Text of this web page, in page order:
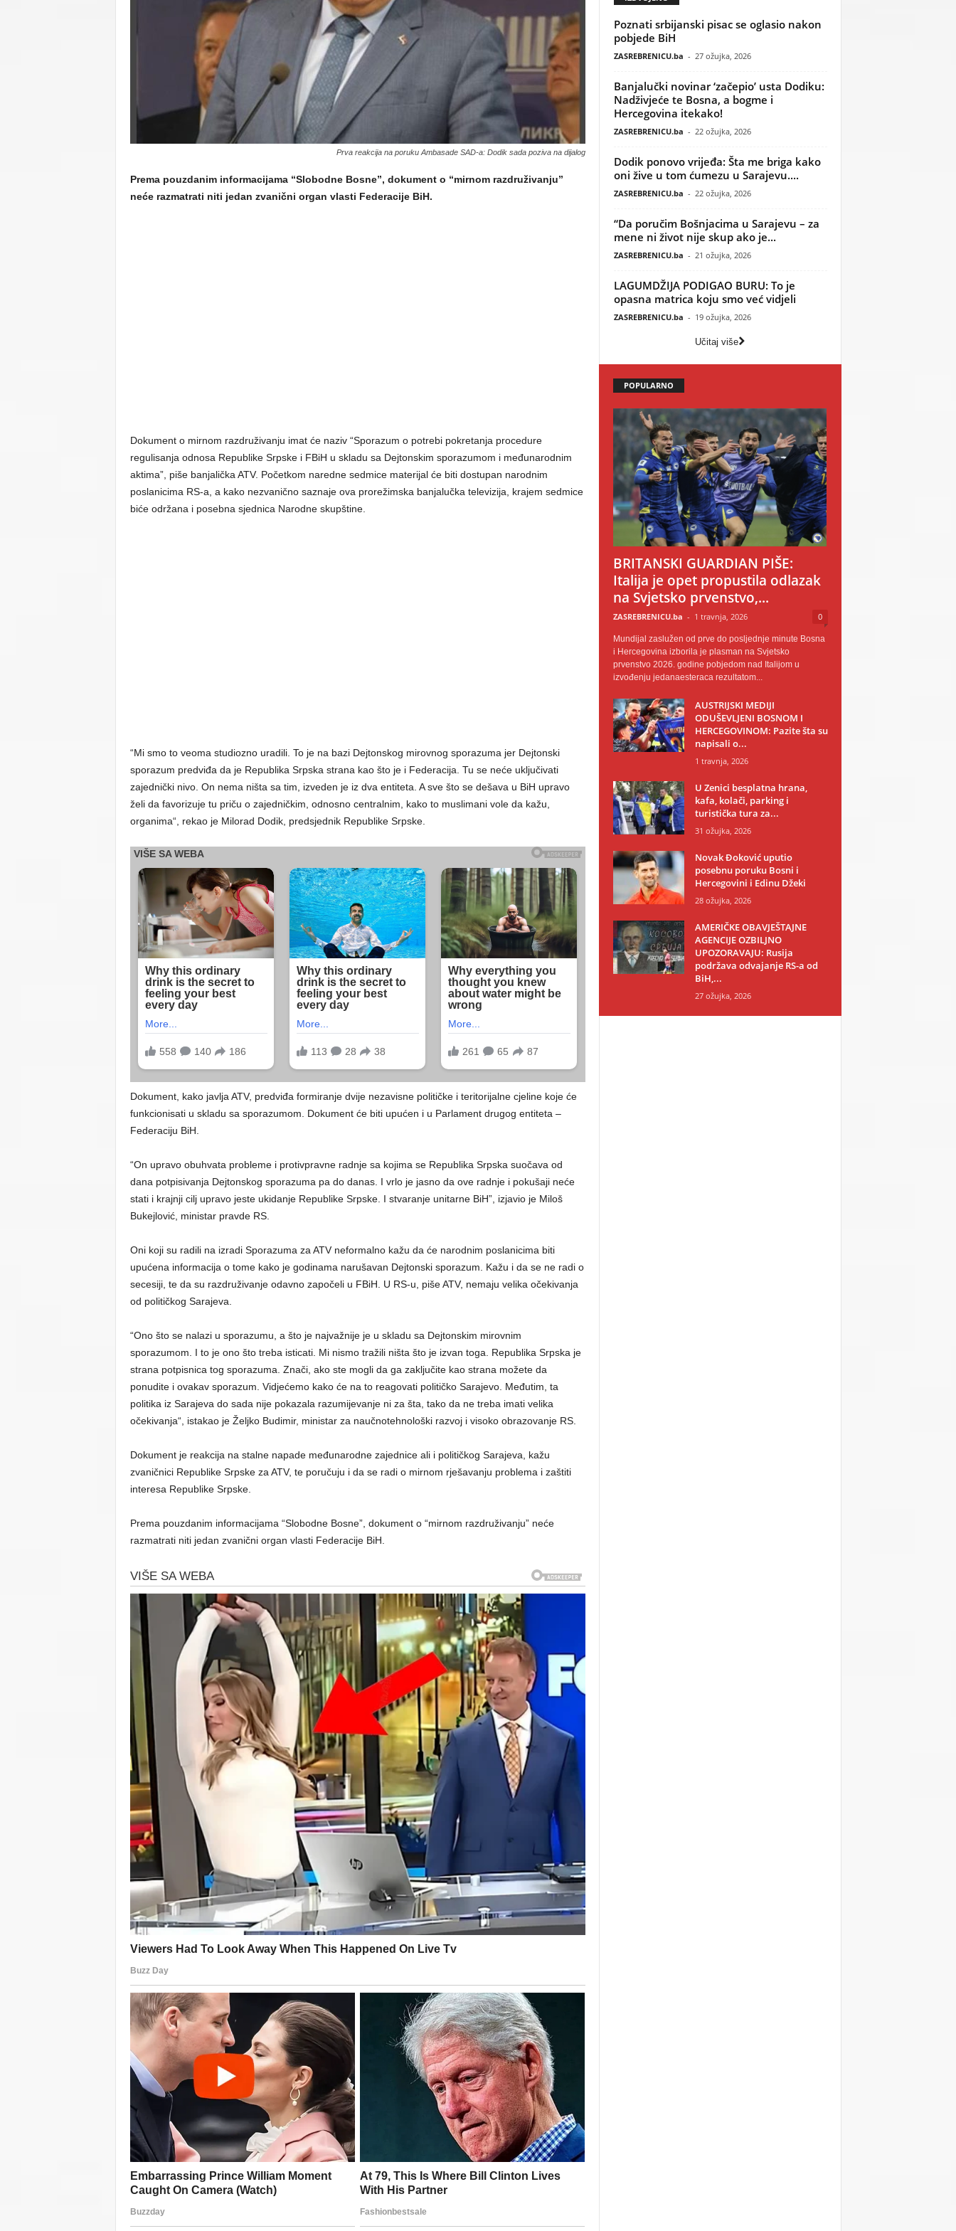
Prva reakcija na poruku Ambasade SAD-a: Dodik sada poziva na dijalog
Prema pouzdanim informacijama “Slobodne Bosne”, dokument o “mirnom razdruživanju”
neće razmatrati niti jedan zvanični organ vlasti Federacije BiH.
Dokument o mirnom razdruživanju imat će naziv “Sporazum o potrebi pokretanja procedure
regulisanja odnosa Republike Srpske i FBiH u skladu sa Dejtonskim sporazumom i međunarodnim
aktima”, piše banjalička ATV. Početkom naredne sedmice materijal će biti dostupan narodnim
poslanicima RS-a, a kako nezvanično saznaje ova prorežimska banjalučka televizija, krajem sedmice
biće održana i posebna sjednica Narodne skupštine.
“Mi smo to veoma studiozno uradili. To je na bazi Dejtonskog mirovnog sporazuma jer Dejtonski
sporazum predviđa da je Republika Srpska strana kao što je i Federacija. Tu se neće uključivati
zajednički nivo. On nema ništa sa tim, izveden je iz dva entiteta. A sve što se dešava u BiH upravo
želi da favorizuje tu priču o zajedničkim, odnosno centralnim, kako to muslimani vole da kažu,
organima“, rekao je Milorad Dodik, predsjednik Republike Srpske.
Dokument, kako javlja ATV, predviđa formiranje dvije nezavisne političke i teritorijalne cjeline koje će
funkcionisati u skladu sa sporazumom. Dokument će biti upućen i u Parlament drugog entiteta –
Federaciju BiH.
“On upravo obuhvata probleme i protivpravne radnje sa kojima se Republika Srpska suočava od
dana potpisivanja Dejtonskog sporazuma pa do danas. I vrlo je jasno da ove radnje i pokušaji neće
stati i krajnji cilj upravo jeste ukidanje Republike Srpske. I stvaranje unitarne BiH”, izjavio je Miloš
Bukejlović, ministar pravde RS.
Oni koji su radili na izradi Sporazuma za ATV neformalno kažu da će narodnim poslanicima biti
upućena informacija o tome kako je godinama narušavan Dejtonski sporazum. Kažu i da se ne radi o
secesiji, te da su razdruživanje odavno započeli u FBiH. U RS-u, piše ATV, nemaju velika očekivanja
od političkog Sarajeva.
“Ono što se nalazi u sporazumu, a što je najvažnije je u skladu sa Dejtonskim mirovnim
sporazumom. I to je ono što treba isticati. Mi nismo tražili ništa što je izvan toga. Republika Srpska je
strana potpisnica tog sporazuma. Znači, ako ste mogli da ga zaključite kao strana možete da
ponudite i ovakav sporazum. Vidjećemo kako će na to reagovati političko Sarajevo. Međutim, ta
politika iz Sarajeva do sada nije pokazala razumijevanje ni za šta, tako da ne treba imati velika
očekivanja“, istakao je Željko Budimir, ministar za naučnotehnološki razvoj i visoko obrazovanje RS.
Dokument je reakcija na stalne napade međunarodne zajednice ali i političkog Sarajeva, kažu
zvaničnici Republike Srpske za ATV, te poručuju i da se radi o mirnom rješavanju problema i zaštiti
interesa Republike Srpske.
Prema pouzdanim informacijama “Slobodne Bosne”, dokument o “mirnom razdruživanju” neće
razmatrati niti jedan zvanični organ vlasti Federacije BiH.
Poznati srbijanski pisac se oglasio nakon
pobjede BiH
ZASREBRENICU.ba - 27 ožujka, 2026
Banjalučki novinar ‘začepio’ usta Dodiku:
Nadživjeće te Bosna, a bogme i
Hercegovina itekako!
ZASREBRENICU.ba - 22 ožujka, 2026
Dodik ponovo vrijeđa: Šta me briga kako
oni žive u tom ćumezu u Sarajevu....
ZASREBRENICU.ba - 22 ožujka, 2026
“Da poručim Bošnjacima u Sarajevu – za
mene ni život nije skup ako je...
ZASREBRENICU.ba - 21 ožujka, 2026
LAGUMDŽIJA PODIGAO BURU: To je
opasna matrica koju smo već vidjeli
ZASREBRENICU.ba - 19 ožujka, 2026
Učitaj više
POPULARNO
BRITANSKI GUARDIAN PIŠE:
Italija je opet propustila odlazak
na Svjetsko prvenstvo,...
ZASREBRENICU.ba - 1 travnja, 2026 0
Mundijal zaslužen od prve do posljednje minute Bosna
i Hercegovina izborila je plasman na Svjetsko
prvenstvo 2026. godine pobjedom nad Italijom u
izvođenju jedanaesteraca rezultatom...
AUSTRIJSKI MEDIJI
ODUŠEVLJENI BOSNOM I
HERCEGOVINOM: Pazite šta su
napisali o...
1 travnja, 2026
U Zenici besplatna hrana,
kafa, kolači, parking i
turistička tura za...
31 ožujka, 2026
Novak Đoković uputio
posebnu poruku Bosni i
Hercegovini i Edinu Džeki
28 ožujka, 2026
AMERIČKE OBAVJEŠTAJNE
AGENCIJE OZBILJNO
UPOZORAVAJU: Rusija
podržava odvajanje RS-a od
BiH,...
27 ožujka, 2026